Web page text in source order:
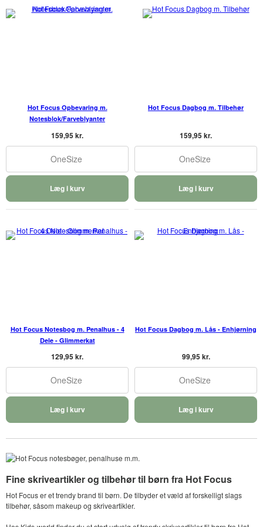
Hot Focus Opbevaring m.
Notesblok/Farveblyanter
159,95 kr.
OneSize
Læg i kurv
Hot Focus Dagbog m. Tilbehør
159,95 kr.
OneSize
Læg i kurv
Hot Focus Notesbog m. Penalhus - 4
Dele - Glimmerkat
129,95 kr.
OneSize
Læg i kurv
Hot Focus Dagbog m. Lås - Enhjørning
99,95 kr.
OneSize
Læg i kurv
Fine skriveartikler og tilbehør til børn fra Hot Focus
Hot Focus er et trendy brand til børn. De tilbyder et væld af forskelligt slags
tilbehør, såsom makeup og skriveartikler.